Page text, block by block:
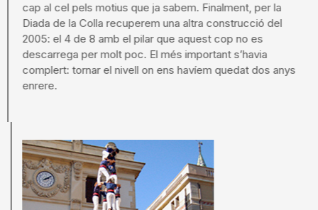
cap al cel pels motius que ja sabem. Finalment, per la
Diada de la Colla recuperem una altra construcció del
2005: el 4 de 8 amb el pilar que aquest cop no es
descarrega per molt poc. El més important s’havia
complert: tornar el nivell on ens havíem quedat dos anys
enrere.